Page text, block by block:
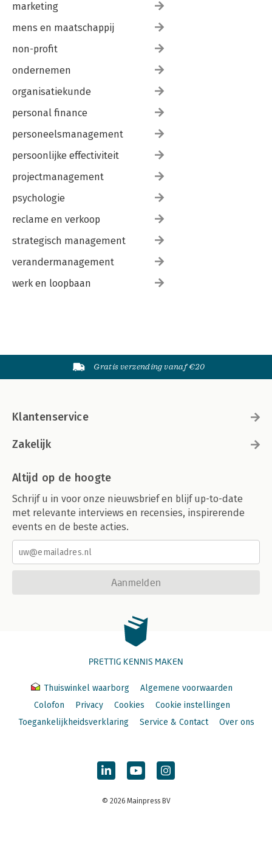
marketing
mens en maatschappij
non-profit
ondernemen
organisatiekunde
personal finance
personeelsmanagement
persoonlijke effectiviteit
projectmanagement
psychologie
reclame en verkoop
strategisch management
verandermanagement
werk en loopbaan
Gratis verzending vanaf €20
Klantenservice
Zakelijk
Altijd op de hoogte
Schrijf u in voor onze nieuwsbrief en blijf up-to-date
met relevante interviews en recensies, inspirerende
events en de beste acties.
Aanmelden
PRETTIG KENNIS MAKEN
Thuiswinkel waarborg
Algemene voorwaarden
Colofon
Privacy Cookies
Cookie instellingen
Toegankelijkheidsverklaring
Service & Contact Over ons
© 2026 Mainpress BV